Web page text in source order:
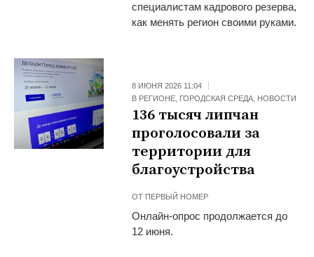
специалистам кадрового резерва,
как менять регион своими руками.
8 ИЮНЯ 2026 11:04
В РЕГИОНЕ, ГОРОДСКАЯ СРЕДА, НОВОСТИ
136 тысяч липчан
проголосовали за
территории для
благоустройства
ОТ ПЕРВЫЙ НОМЕР
Онлайн-опрос продолжается до
12 июня.